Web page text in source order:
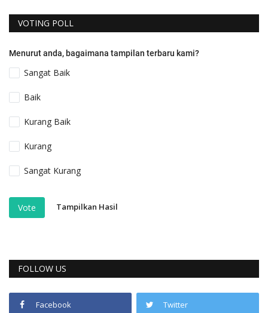
VOTING POLL
Menurut anda, bagaimana tampilan terbaru kami?
Sangat Baik
Baik
Kurang Baik
Kurang
Sangat Kurang
Vote Tampilkan Hasil
FOLLOW US
Facebook Twitter